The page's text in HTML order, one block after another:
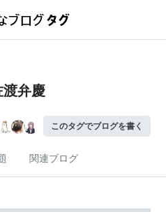
渡弁慶
このタグでブログを書く
関連ブログ